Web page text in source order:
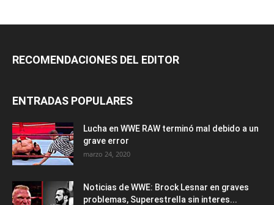
RECOMENDACIONES DEL EDITOR
ENTRADAS POPULARES
Lucha en WWE RAW terminó mal debido a un
grave error
marzo 24, 2020
Noticias de WWE: Brock Lesnar en graves
problemas, Superestrella sin interes...